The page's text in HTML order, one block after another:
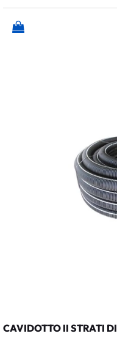
Quantità
CAVIDOTTO II STRATI